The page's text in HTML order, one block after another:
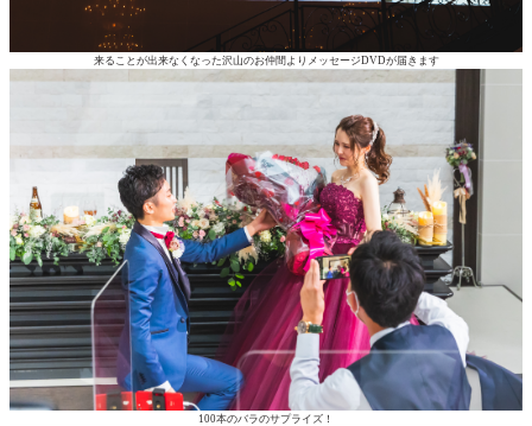
来ることが出来なくなった沢山のお仲間よりメッセージDVDが届きます
100本のバラのサプライズ！